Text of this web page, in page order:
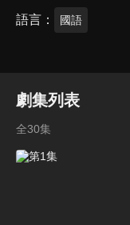
語言 國語
劇集列表
全30集